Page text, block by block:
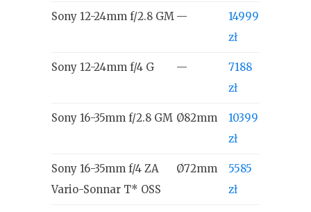
Sony 12-24mm f/2.8 GM —
14999
zł
Sony 12-24mm f/4 G —
7188
zł
Sony 16-35mm f/2.8 GM Ø82mm
10399
zł
Sony 16-35mm f/4 ZA
Vario-Sonnar T* OSS
Ø72mm
5585
zł